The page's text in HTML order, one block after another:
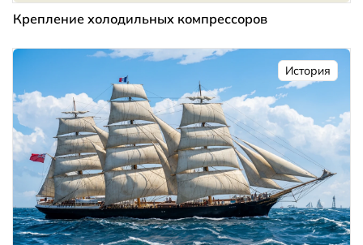
Крепление холодильных компрессоров
История